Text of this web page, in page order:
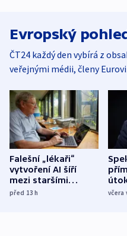
Evropský
ČT24 každý den vybírá z
veřejnými médii, členy
Falešní „lékaři“
vytvoření AI šíří
mezi staršími
Poláky nebezpečné
před 13h
míní
včera